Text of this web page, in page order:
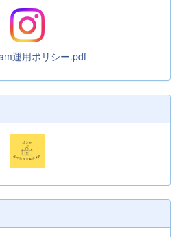
運用ポリシー.pdf